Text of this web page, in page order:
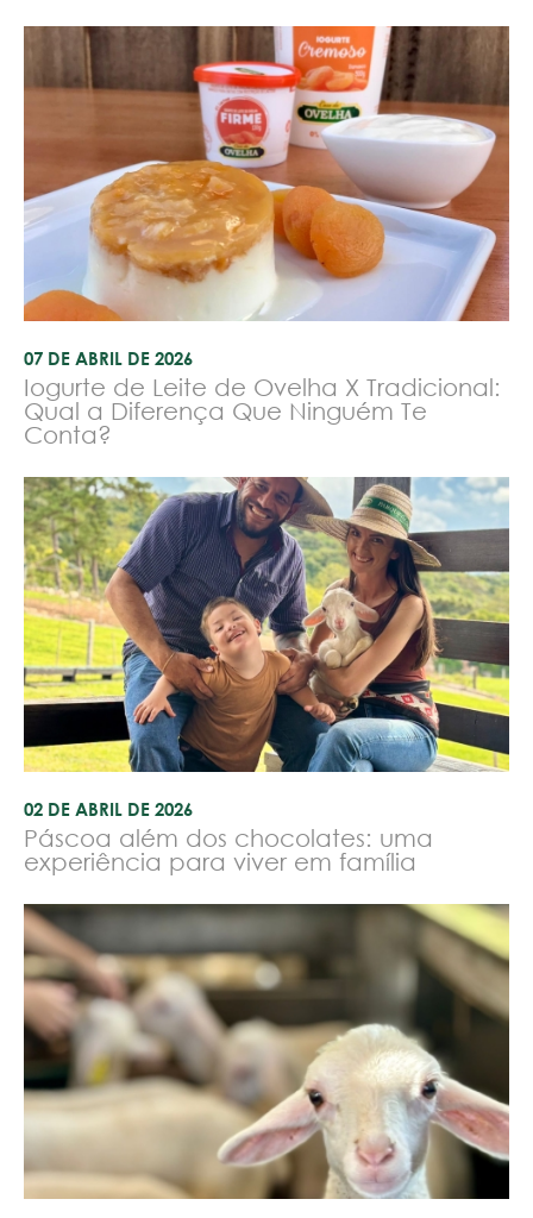
07 DE ABRIL DE 2026
Iogurte de Leite de Ovelha X Tradicional:
Qual a Diferença Que Ninguém Te
Conta?
02 DE ABRIL DE 2026
Páscoa além dos chocolates: uma
experiência para viver em família